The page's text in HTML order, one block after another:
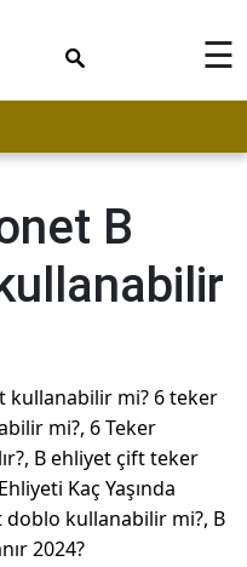
☰
B
kullanabilir mi? 6 teker
mi?, 6 Teker
B ehliyet çift teker
Kaç Yaşında
doblo kullanabilir mi?, B
2024?